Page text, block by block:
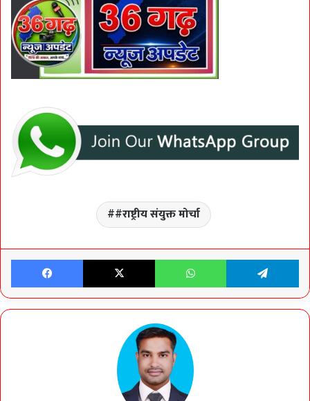
#राष्ट्रीय संयुक्त मोर्चा
Facebook X WhatsApp